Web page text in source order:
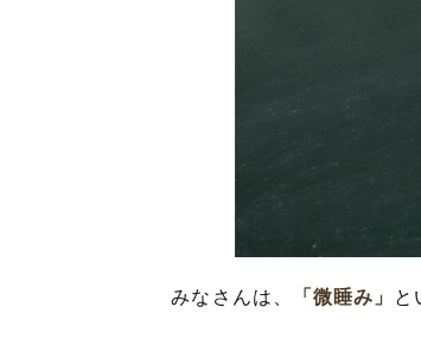
「
「
みなさんは、 「微睡み」 と